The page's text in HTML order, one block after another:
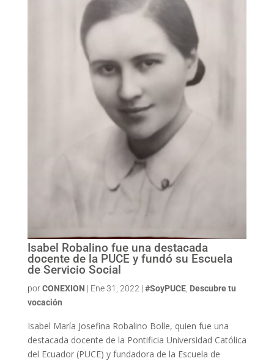
Isabel Robalino fue una destacada
docente de la PUCE y fundó su Escuela
de Servicio Social
porCONEXION | Ene 31, 2022 | #SoyPUCE, Descubre tu
vocación
Isabel María Josefina Robalino Bolle, quien fue una
destacada docente de la Pontificia Universidad Católica
del Ecuador (PUCE) y fundadora de la Escuela de